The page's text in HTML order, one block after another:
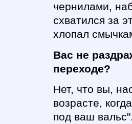
чернилами,
схватился за
хлопал
Вас не
переходе?
Нет, что вы,
возрасте,
под ваш